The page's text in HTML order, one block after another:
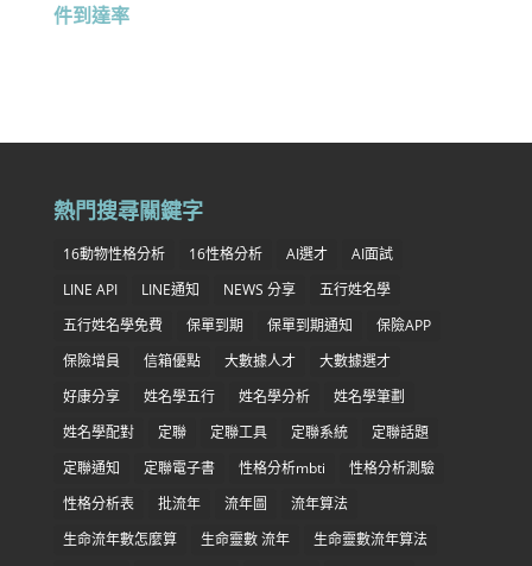
件到達率
熱門搜尋關鍵字
16動物性格分析 16性格分析 AI選才
AI面試
LINE API
LINE通知 NEWS 分享
五行姓名學
五行姓名學免費
保單到期 保單到期通知
保險APP
保險增員
信箱優點 大數據人才
大數據選才
好康分享
姓名學五行 姓名學分析
姓名學筆劃
姓名學配對
定聯 定聯工具 定聯系統
定聯話題
定聯通知
定聯電子書 性格分析mbti
性格分析測驗
性格分析表
批流年 流年圖
流年算法
生命流年數怎麼算
生命靈數 流年
生命靈數流年算法